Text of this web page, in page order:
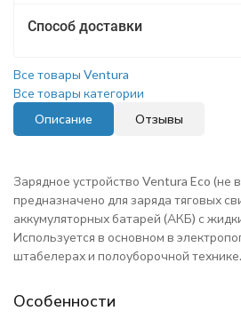
Способ доставки
Все товары Ventura
Все товары категории
Описание
Отзывы
Зарядное устройство Ventura Eco (не
предназначено для заряда тяговых
аккумуляторных батарей (АКБ) с
Используется в основном в
штабелерах и полоуборочной технике.
Особенности